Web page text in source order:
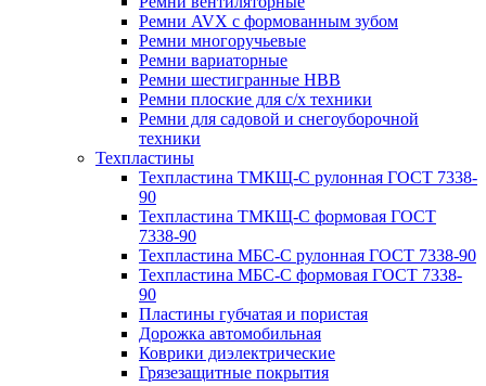
Ремни AVX с формованным зубом
Ремни многоручьевые
Ремни вариаторные
Ремни шестигранные HBB
Ремни плоские для с/х техники
Ремни для садовой и снегоуборочной
техники
Техпластины
Техпластина ТМКЩ-С рулонная ГОСТ 7338-
90
Техпластина ТМКЩ-С формовая ГОСТ
7338-90
Техпластина МБС-С рулонная ГОСТ 7338-90
Техпластина МБС-С формовая ГОСТ 7338-
90
Пластины губчатая и пористая
Дорожка автомобильная
Коврики диэлектрические
Грязезащитные покрытия